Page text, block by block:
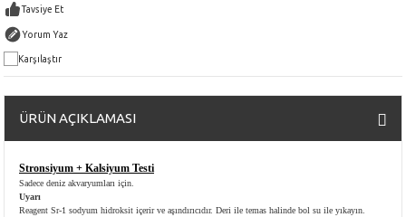
Tavsiye Et
Yorum Yaz
Karşılaştır
ÜRÜN AÇIKLAMASI
Stronsiyum + Kalsiyum Testi
Sadece deniz akvaryumları için.
Uyarı
Reagent Sr-1 sodyum hidroksit içerir ve aşındırıcıdır. Deri ile temas halinde bol su ile yıkayın.